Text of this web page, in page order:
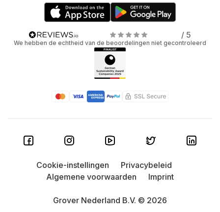
/ 5
We hebben de echtheid van de beoordelingen niet gecontroleerd
Grover Nederland B.V. © 2026
Cookie-instellingen
Privacybeleid
Algemene voorwaarden
Imprint